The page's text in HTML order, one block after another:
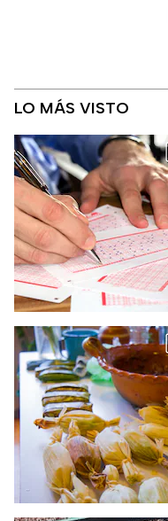
LO MÁS VISTO